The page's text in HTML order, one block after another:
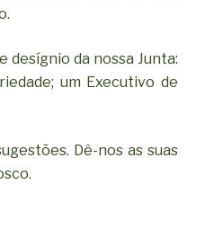
desígnio da nossa Junta:
um Executivo de
Dê-nos as suas